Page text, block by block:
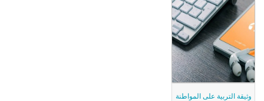
وثيقة التربية على المواطنة